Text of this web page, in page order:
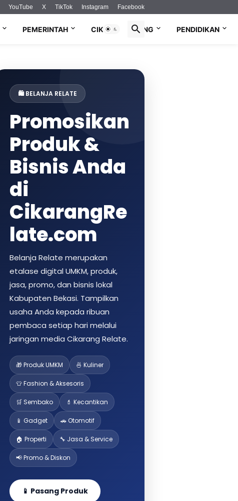
YouTube X TikTok Instagram Facebook
PEMERINTAH CIKARANG LIVING PENDIDIKAN
🛍️ BELANJA RELATE
Promosikan
Produk &
Bisnis Anda
di
CikarangRe
late.com
Belanja Relate merupakan
etalase digital UMKM, produk,
jasa, promo, dan bisnis lokal
Kabupaten Bekasi. Tampilkan
usaha Anda kepada ribuan
pembaca setiap hari melalui
jaringan media Cikarang Relate.
🎁 Produk UMKM 🍜 Kuliner
👕 Fashion & Aksesoris
🛒 Sembako 💄 Kecantikan
📱 Gadget 🚗 Otomotif
🏠 Properti 🔧 Jasa & Service
📢 Promo & Diskon
📱 Pasang Produk